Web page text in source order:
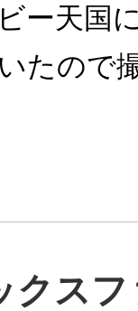
ー天国
たので
クス